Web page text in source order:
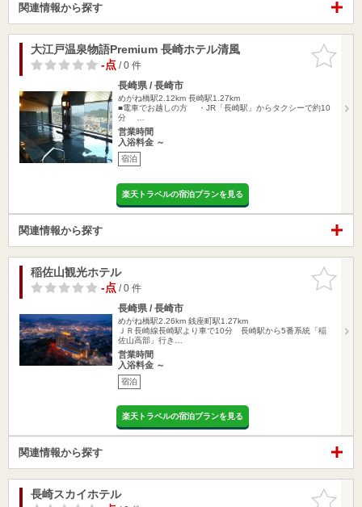
関連情報から探す
お気に入
りに追加
大江戸温泉物語Premium 長崎ホテル清風
-点/ 0 件
長崎県 / 長崎市
めがね橋駅2.12km 長崎駅1.27km
■電車でお越しの方 ・JR「長崎駅」からタクシーで約10
分 …
営業時間
入浴料金 ～
宿泊
楽天トラベルの宿泊プランを見る
関連情報から探す
お気に入
りに追加
稲佐山観光ホテル
-点/ 0 件
長崎県 / 長崎市
めがね橋駅2.26km 銭座町駅1.27km
ＪＲ長崎線長崎駅より車で10分 長崎駅から5番系統「稲
佐山高部」行き…
営業時間
入浴料金 ～
宿泊
楽天トラベルの宿泊プランを見る
関連情報から探す
お気に入
長崎スカイホテル